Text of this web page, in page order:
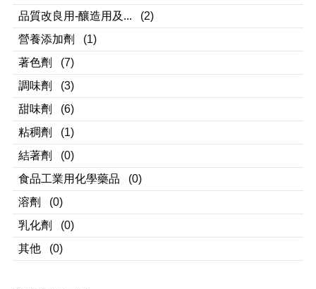
品質改良用-釀造用及...
(2)
營養添加劑
(1)
著色劑
(7)
調味劑
(3)
甜味劑
(6)
粘稠劑
(1)
結著劑
(0)
食品工業用化學藥品
(0)
溶劑
(0)
乳化劑
(0)
其他
(0)